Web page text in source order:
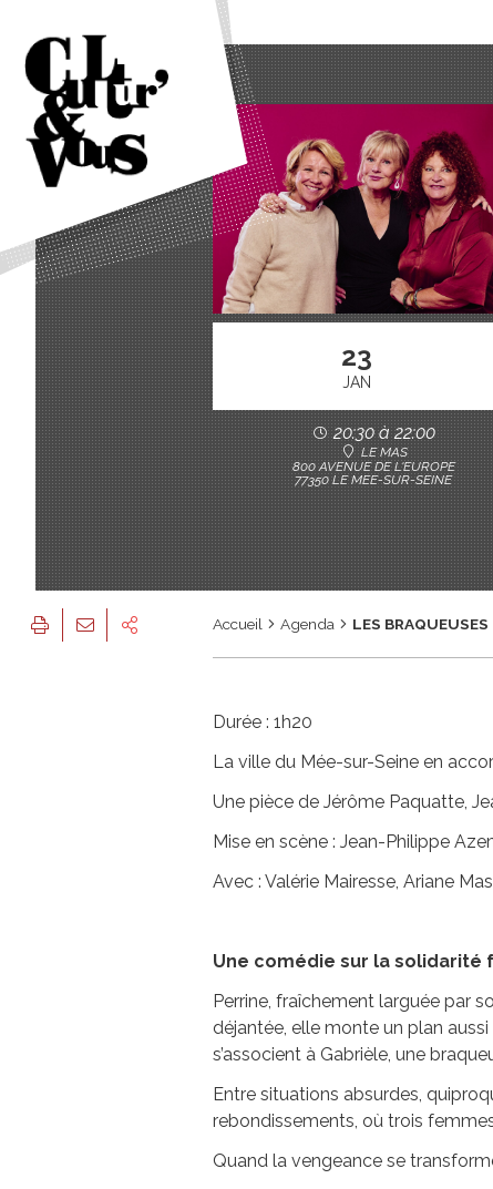
23
JAN
20:30 à 22:00
LE MAS
800 AVENUE DE L'EUROPE
77350 LE MEE-SUR-SEINE
Accueil Agenda LES BRAQUEUSES
Durée : 1h20
La ville du Mée-sur-Seine en
Une pièce de Jérôme Paquatte,
Mise en scène : Jean-Philippe
Avec : Valérie Mairesse, Ariane
Une comédie sur la solidarité
Perrine, fraîchement larguée par
déjantée, elle monte un plan
s’associent à Gabrièle, une
Entre situations absurdes,
rebondissements, où trois
Quand la vengeance se